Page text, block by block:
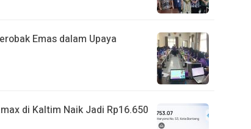
Emas dalam Upaya
di Kaltim Naik Jadi Rp16.650